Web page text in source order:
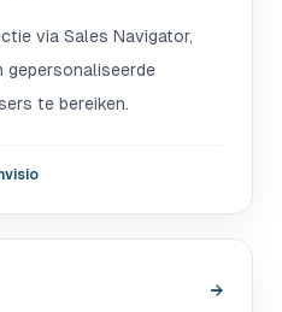
via Sales Navigator,
gepersonaliseerde
te bereiken.
→